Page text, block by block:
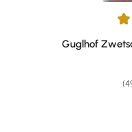
Durchschnittliche
Guglhof